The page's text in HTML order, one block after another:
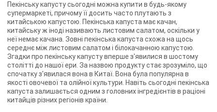
Пекінську капусту сьогодні можна купити в будь-якому
супермаркеті, причому її досить часто плутають з
китайською капустою. Пекінська капуста має качан,
китайську ж іноді називають листовим салатом, оскільки у
неї немає качана. Зовні пекінська капуста схожа на щось
середнє між листовим салатом і білокачанною капустою.
Згадки про пекінську капусту вперше з'явилися в шостому
столітті до нашої ери. За назвою продукту стає зрозуміло, що
спочатку з'явилася вона в Китаї. Вона була популярна в
якості овочевої та олійної культури. Навіть сьогодні пекінська
капуста залишається одним з головних інгредієнтів в раціоні
китайців різних регіонів країни.